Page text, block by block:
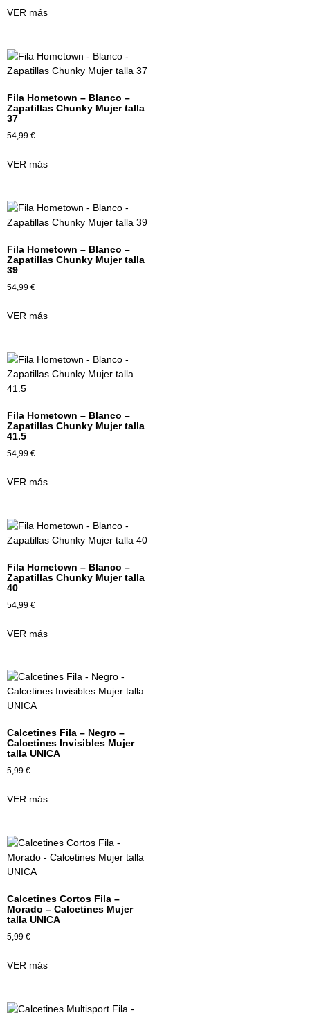
VER más
Fila Hometown – Blanco –
Zapatillas Chunky Mujer talla
37
54,99 €
VER más
Fila Hometown – Blanco –
Zapatillas Chunky Mujer talla
39
54,99 €
VER más
Fila Hometown – Blanco –
Zapatillas Chunky Mujer talla
41.5
54,99 €
VER más
Fila Hometown – Blanco –
Zapatillas Chunky Mujer talla
40
54,99 €
VER más
Calcetines Fila – Negro –
Calcetines Invisibles Mujer
talla UNICA
5,99 €
VER más
Calcetines Cortos Fila –
Morado – Calcetines Mujer
talla UNICA
5,99 €
VER más